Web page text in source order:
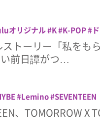
オリジナル K K-POP
トーリー「私をも
前日譚がつ…
Lemino SEVENTEEN
配信 音楽
、TOMORROW X